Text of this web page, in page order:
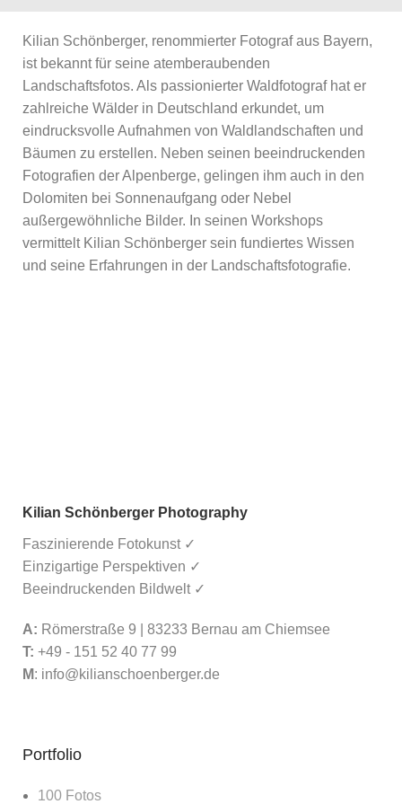
Kilian Schönberger, renommierter Fotograf aus Bayern,
ist bekannt für seine atemberaubenden
Landschaftsfotos. Als passionierter Waldfotograf hat er
zahlreiche Wälder in Deutschland erkundet, um
eindrucksvolle Aufnahmen von Waldlandschaften und
Bäumen zu erstellen. Neben seinen beeindruckenden
Fotografien der Alpenberge, gelingen ihm auch in den
Dolomiten bei Sonnenaufgang oder Nebel
außergewöhnliche Bilder. In seinen Workshops
vermittelt Kilian Schönberger sein fundiertes Wissen
und seine Erfahrungen in der Landschaftsfotografie.
Kilian Schönberger Photography
Faszinierende Fotokunst ✓
Einzigartige Perspektiven ✓
Beeindruckenden Bildwelt ✓
A: Römerstraße 9 | 83233 Bernau am Chiemsee
T: +49 - 151 52 40 77 99
M: info@kilianschoenberger.de
Portfolio
100 Fotos